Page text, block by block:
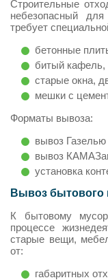
Строительные
небезопасный
требует
бетонные
битый кафель,
старые окна,
мешки с
Форматы вывоза:
вывоз
вывоз
установка
Вывоз бытового
К бытовому
процессе
старые вещи,
от:
габаритных